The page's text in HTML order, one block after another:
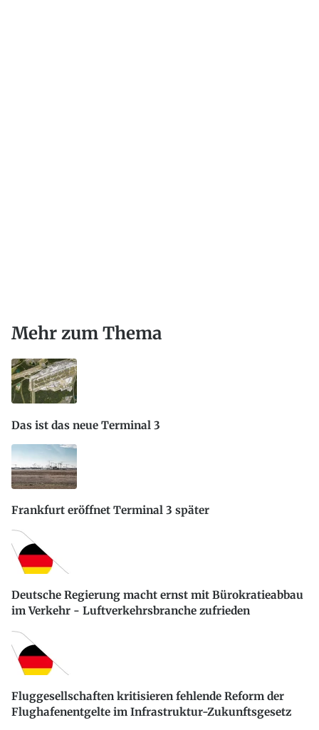
Mehr zum Thema
Das ist das neue Terminal 3
Frankfurt eröffnet Terminal 3 später
Deutsche Regierung macht ernst mit Bürokratieabbau
im Verkehr - Luftverkehrsbranche zufrieden
Fluggesellschaften kritisieren fehlende Reform der
Flughafenentgelte im Infrastruktur-Zukunftsgesetz